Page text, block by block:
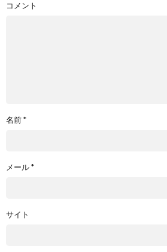
コメント
名前*
メール*
サイト